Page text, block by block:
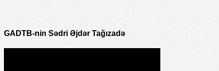
GADTB-nin Sədri Əjdər Tağızadə